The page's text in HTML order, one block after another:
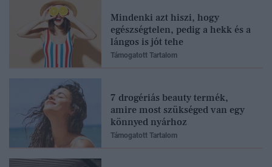
Mindenki azt hiszi, hogy
egészségtelen, pedig a hekk és a
lángos is jót tehe
Támogatott Tartalom
7 drogériás beauty termék,
amire most szükséged van egy
könnyed nyárhoz
Támogatott Tartalom